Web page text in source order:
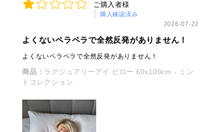
ご購入者様
購入確認済み
2026-07-22
よくないペラペラで全然反発がありません！
よくないペラペラで全然反発がありません！
商品： ラグジュアリーアイ ピロー 60x100cm - ミン
トコレクション